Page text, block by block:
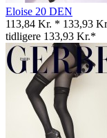
Eloise 20 DEN
113,84 Kr. * 133,93
tidligere 133,93 Kr.*